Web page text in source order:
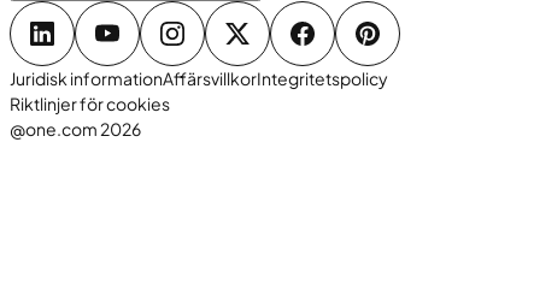
Juridisk informationAffärsvillkorIntegritetspolicy
Riktlinjer för cookies
@one.com 2026